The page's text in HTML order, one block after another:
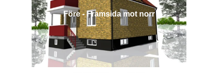
Före - Framsida mot norr